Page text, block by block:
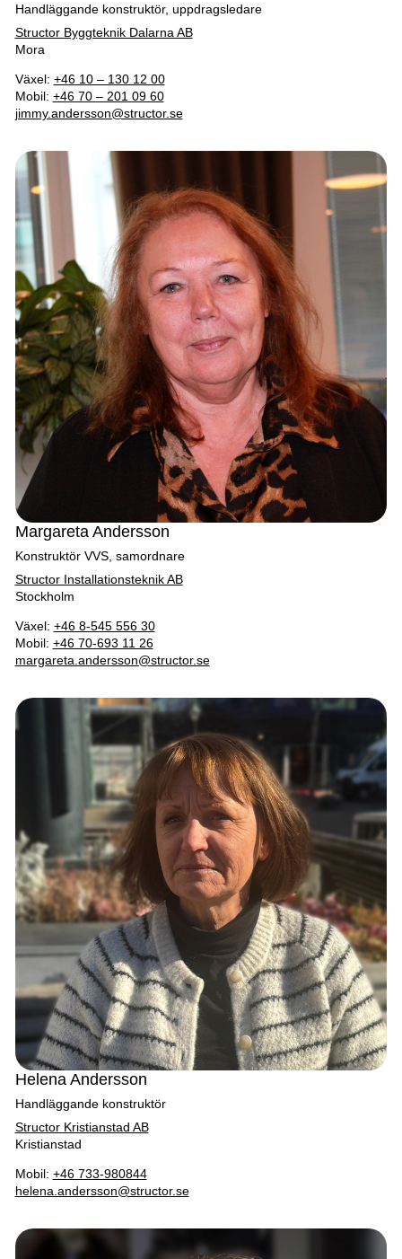
Handläggande konstruktör, uppdragsledare
Structor Byggteknik Dalarna AB
Mora
Växel: +46 10 – 130 12 00
Mobil: +46 70 – 201 09 60
jimmy.andersson@structor.se
Margareta Andersson
Konstruktör VVS, samordnare
Structor Installationsteknik AB
Stockholm
Växel: +46 8-545 556 30
Mobil: +46 70-693 11 26
margareta.andersson@structor.se
Helena Andersson
Handläggande konstruktör
Structor Kristianstad AB
Kristianstad
Mobil: +46 733-980844
helena.andersson@structor.se